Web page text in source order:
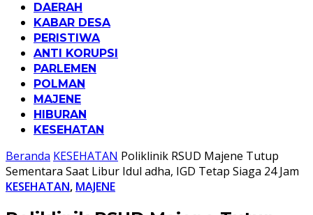
DAERAH
KABAR DESA
PERISTIWA
ANTI KORUPSI
PARLEMEN
POLMAN
MAJENE
HIBURAN
KESEHATAN
Beranda KESEHATAN Poliklinik RSUD Majene Tutup
Sementara Saat Libur Idul adha, IGD Tetap Siaga 24 Jam
KESEHATAN, MAJENE